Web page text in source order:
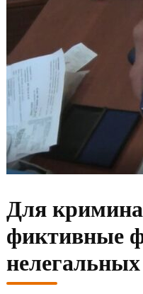
Для
фиктивные